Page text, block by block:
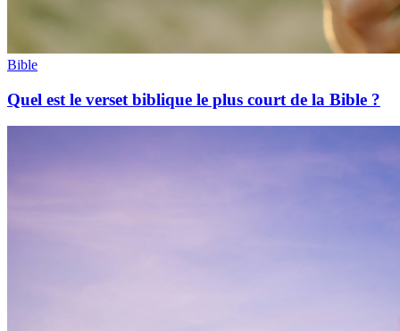
Bible
Quel est le verset biblique le plus court de la Bible ?